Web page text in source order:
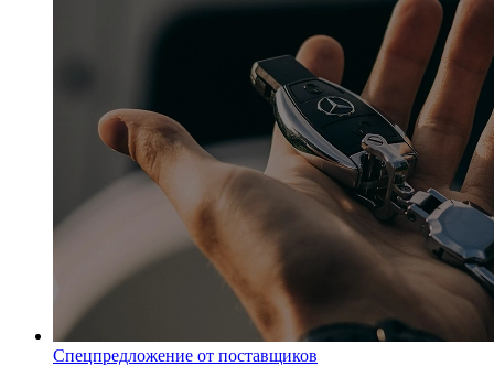
Спецпредложение от поставщиков